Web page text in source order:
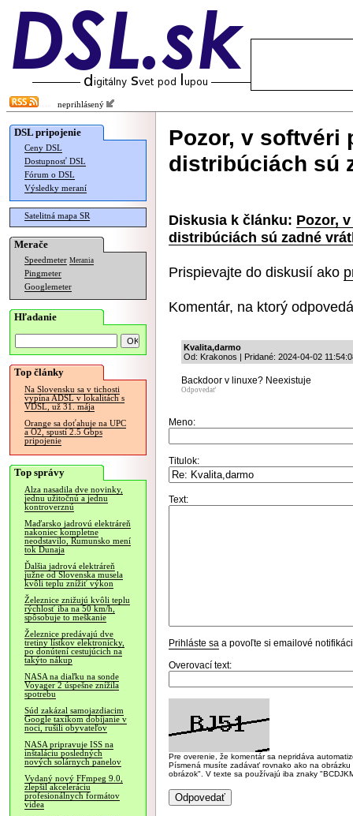
neprihlásený
DSL pripojenie
Ceny DSL
Dostupnosť DSL
Fórum o DSL
Výsledky meraní
Satelitná mapa SR
Merače
Speedmeter Merania
Pingmeter
Googlemeter
Hľadanie
Top články
Na Slovensku sa v tichosti
vypína ADSL v lokalitách s
VDSL, už 31. mája
Orange sa doťahuje na UPC
a O2, spustí 2.5 Gbps
pripojenie
Top správy
Alza nasadila dve novinky,
jednu užitočnú a jednu
kontroverznú
Maďarsko jadrovú elektráreň
nakoniec kompletne
neodstavilo, Rumunsko mení
tok Dunaja
Ďalšia jadrová elektráreň
južne od Slovenska musela
kvôli teplu znížiť výkon
Železnice znižujú kvôli teplu
rýchlosť iba na 50 km/h,
spôsobuje to meškanie
Železnice predávajú dve
tretiny lístkov elektronicky,
po donútení cestujúcich na
takýto nákup
NASA na diaľku na sonde
Voyager 2 úspešne znížila
spotrebu
Súd zakázal samojazdiacim
Google taxíkom dobíjanie v
noci, rušili obyvateľov
NASA pripravuje ISS na
inštaláciu posledných
nových solárnych panelov
Vydaný nový FFmpeg 9.0,
zlepšil akceleráciu
profesionálnych formátov
videa
Pozor, v softvéri
distribúciách sú
Diskusia k článku: Pozor,
distribúciách sú zadné
Prispievajte do diskusií ako
Komentár, na ktorý
Kvalita,darmo
Od: Krakonos | Pridané: 2024-04-02
Backdoor v linuxe? Neexistuje
Odpovedať
Meno:
Titulok:
Text:
Prihláste sa a povoľte si emailové
Overovací text:
Pre overenie, že komentár sa nepridáva
Písmená musíte zadávať rovnako ako na
obrázok". V texte sa používajú iba znaky